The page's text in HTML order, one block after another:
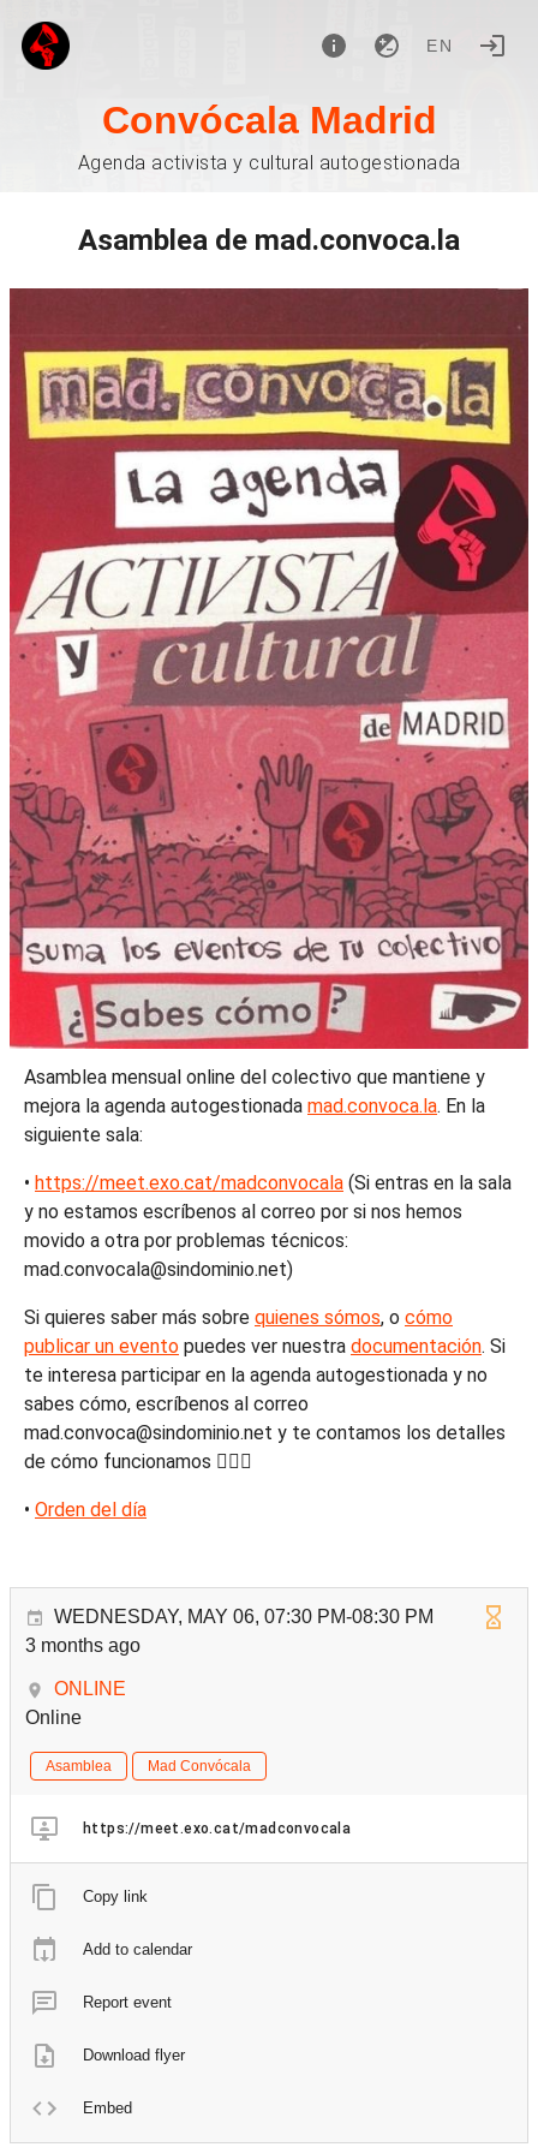
EN
Convócala Madrid
Agenda activista y cultural autogestionada
Asamblea de mad.convoca.la
Asamblea mensual online del colectivo que mantiene y
mejora la agenda autogestionada mad.convoca.la. En la
siguiente sala:
• https://meet.exo.cat/madconvocala (Si entras en la sala
y no estamos escríbenos al correo por si nos hemos
movido a otra por problemas técnicos:
mad.convocala@sindominio.net)
Si quieres saber más sobre quienes sómos, o cómo
publicar un evento puedes ver nuestra documentación. Si
te interesa participar en la agenda autogestionada y no
sabes cómo, escríbenos al correo
mad.convoca@sindominio.net y te contamos los detalles
de cómo funcionamos ❤️‍🔥📣
• Orden del día
WEDNESDAY, MAY 06, 07:30 PM-08:30 PM
3 months ago
ONLINE
Online
Asamblea Mad Convócala
https://meet.exo.cat/madconvocala
Copy link
Add to calendar
Report event
Download flyer
Embed